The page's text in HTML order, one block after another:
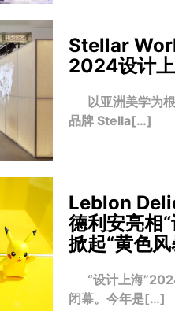
Stellar
2024设计
以亚洲美学为根
品牌 Stella[…]
Leblon
德利安亮相“
掀起“黄色
“设计上海
闭幕。今年是[…]